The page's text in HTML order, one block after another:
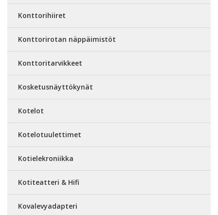
Konttorihiiret
Konttorirotan näppäimistöt
Konttoritarvikkeet
Kosketusnäyttökynät
Kotelot
Kotelotuulettimet
Kotielekroniikka
Kotiteatteri & Hifi
Kovalevyadapteri